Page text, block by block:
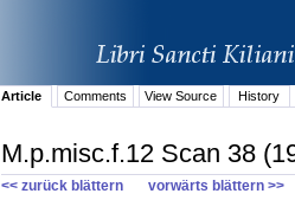
Article Comments View Source History
M.p.misc.f.12 Scan 38
<< zurück blättern vorwärts blättern >>